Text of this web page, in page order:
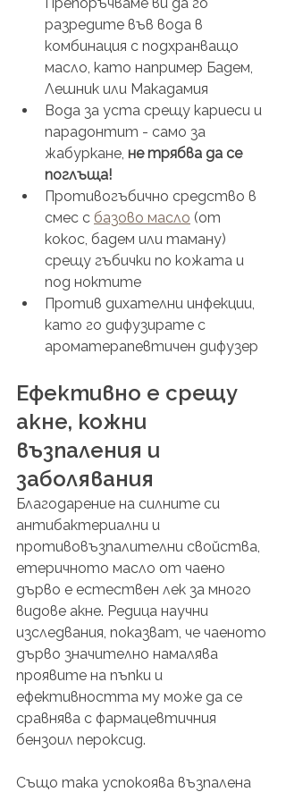
разредите във вода в
комбинация с подхранващо
масло, като например Бадем,
Лешник или Макадамия
Вода за уста срещу кариеси и
парадонтит - само за
жабуркане, не трябва да се
поглъща!
Противогъбично средство в
смес с базово масло (от
кокос, бадем или таману)
срещу гъбички по кожата и
под ноктите
Против дихателни инфекции,
като го дифузирате с
ароматерапевтичен дифузер
Ефективно е срещу
акне, кожни
възпаления и
заболявания
Благодарение на силните си
антибактериални и
противовъзпалителни свойства,
етеричното масло от чаено
дърво е естествен лек за много
видове акне. Редица научни
изследвания, показват, че чаеното
дърво значително намалява
проявите на пъпки и
ефективността му може да се
сравнява с фармацевтичния
бензоил пероксид.
Също така успокоява възпалена